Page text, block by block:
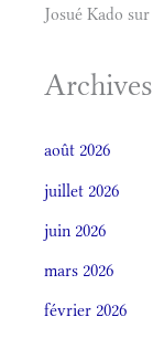
Josué Kado sur
Archives
août 2026
juillet 2026
juin 2026
mars 2026
février 2026